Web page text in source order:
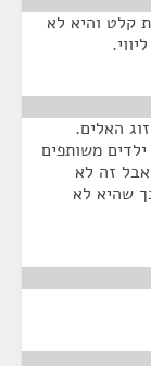
קלט והיא לא
האלים.
משותפים
זה לא
שהיא לא